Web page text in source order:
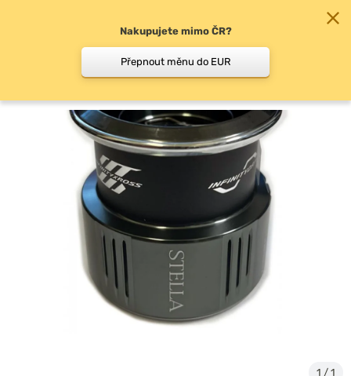
Náhradní cívky
1 / 1
Nakupujete mimo ČR?
Přepnout měnu do EUR